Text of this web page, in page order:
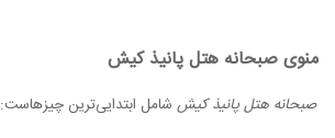
منوی صبحانه هتل پانیذ کیش
صبحانه هتل پانیذ کیش شامل ابتدایی‌ترین چیزهاست: